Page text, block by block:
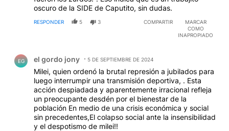
oscuro de la SIDE de Caputito, sin dudas.
RESPONDER 5 3 COMPARTIR
MARCAR
COMO
INAPROPIADO
EG el gordo jony 5 DE SEPTIEMBRE DE 2024
Milei, quien ordenó la brutal represión a jubilados para
luego interrumpir una transmisión deportiva, . Esta
acción despiadada y aparentemente irracional refleja
un preocupante desdén por el bienestar de la
población En medio de una crisis económica y social
sin precedentes,El colapso social ante la insensibilidad
y el despotismo de milei!!